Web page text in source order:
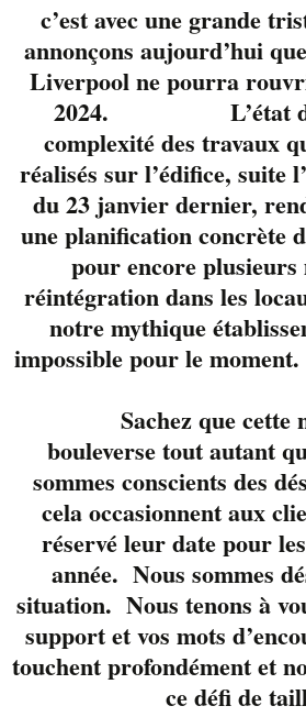
La chaleur du feu et de
la voix la belleValérie
Lussieraccompagnée
guitaristespour vous
offrir un réconfortant
moment de bonheur.
Réservez votre table
avec nous au 819-822-
3724 ou via notre page
Facebook
c’est avec une grande
annonçons aujourd’hui
Liverpool ne pourra
2024. L’état des
complexité des travaux
réalisés sur l’édifice, suite
du 23 janvier dernier,
une planification concrète
pour encore
réintégration dans les
notre mythique
impossible pour
Sachez que cette
bouleverse tout autant
sommes conscients des
cela occasionnent aux
réservé leur date pour
année. Nous sommes
situation. Nous tenons à
support et vos mots
touchent profondément et
ce défi de